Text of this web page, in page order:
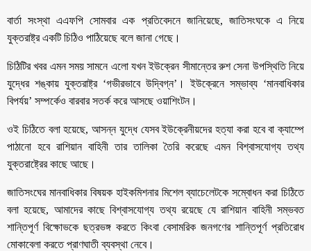
বার্তা সংস্থা এএফপি সোমবার এক প্রতিবেদনে জানিয়েছে, জাতিসংঘকে এ নিয়ে
যুক্তরাষ্ট্র একটি চিঠিও পাঠিয়েছে বলে জানা গেছে।
চিঠিটির খবর এমন সময় সামনে এলো যখন ইউক্রেন সীমান্তের রুশ সেনা উপস্থিতি নিয়ে
যুদ্ধের শঙ্কায় যুক্তরাষ্ট্র ‘গভীরভাবে উদ্বিগ্ন’। ইউক্রেনে সম্ভাব্য ‘মানবাধিকার
বিপর্যয়’ সম্পর্কেও বারবার সতর্ক করে আসছে ওয়াশিংটন।
ওই চিঠিতে বলা হয়েছে, আসন্ন যুদ্ধে যেসব ইউক্রেনীয়দের হত্যা করা হবে বা ক্যাম্পে
পাঠানো হবে রাশিয়ান বাহিনী তার তালিকা তৈরি করেছে এমন বিশ্বাসযোগ্য তথ্য
যুক্তরাষ্ট্রের কাছে আছে।
জাতিসংঘের মানবাধিকার বিষয়ক হাইকমিশনার মিশেল ব্যাচেলেটকে সম্বোধন করা চিঠিতে
বলা হয়েছে, আমাদের কাছে বিশ্বাসযোগ্য তথ্য রয়েছে যে রাশিয়ান বাহিনী সম্ভবত
শান্তিপূর্ণ বিক্ষোভকে ছত্রভঙ্গ করতে কিংবা বেসামরিক জনগণের শান্তিপূর্ণ প্রতিরোধ
মোকাবেলা করতে প্রাণঘাতী ব্যবস্থা নেবে।